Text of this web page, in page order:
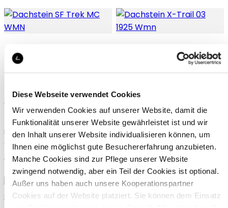
Diese Webseite verwendet Cookies
Wir verwenden Cookies auf unserer Website, damit die
Funktionalität unserer Website gewährleistet ist und wir
den Inhalt unserer Website individualisieren können, um
Ihnen eine möglichst gute Besuchererfahrung anzubieten.
Manche Cookies sind zur Pflege unserer Website
zwingend notwendig, aber ein Teil der Cookies ist optional.
Außer uns haben auch unsere Kooperationspartner
Cookies auf der Website platziert. Sie können dem Einsatz
Dachstein SF Trek MC
WMN
Damen-Wanderschuh in Mid-
cut-Variante für technische
Aufstiege und Trekkingtouren
159,95 €
Dachstein X-Trail 03 1925
Cross-Trail- und Lifestyle-
Schuh mit natürlicher
Passform für Damen
129,95 €